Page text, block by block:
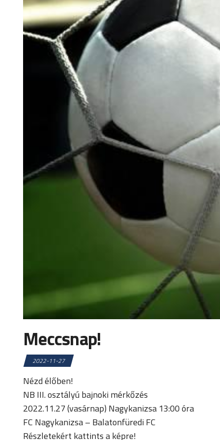
Meccsnap!
2022-11-27
Nézd élőben!
NB III. osztályú bajnoki mérkőzés
2022.11.27 (vasárnap) Nagykanizsa 13:00 óra
FC Nagykanizsa – Balatonfüredi FC
Részletekért kattints a képre!